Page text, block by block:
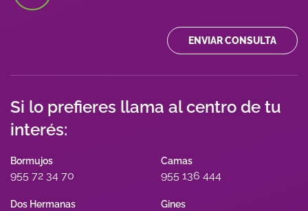
ENVIAR CONSULTA
Si lo prefieres llama al centro de tu
interés:
Bormujos
955 72 34 70
Camas
955 136 444
Dos Hermanas Gines